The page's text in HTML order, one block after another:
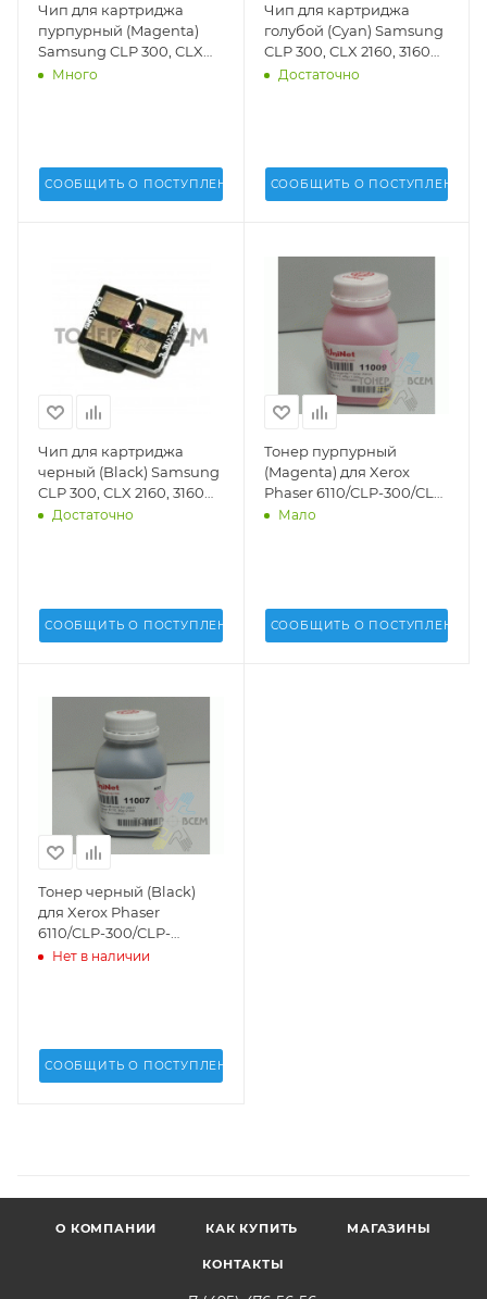
Чип для картриджа
пурпурный (Magenta)
Samsung CLP 300, CLX
2160, 3160 FN (DV Inc.) -
Много
СООБЩИТЬ О ПОСТУПЛЕНИИ
Чип для картриджа
голубой (Cyan) Samsung
CLP 300, CLX 2160, 3160
FN (DV Inc.) - 13491
Достаточно
СООБЩИТЬ О ПОСТУПЛЕНИИ
Чип для картриджа
черный (Black) Samsung
CLP 300, CLX 2160, 3160
FN (DV Inc.) -
Достаточно
СООБЩИТЬ О ПОСТУПЛЕНИИ
Тонер пурпурный
(Magenta) для Xerox
Phaser 6110/CLP-300/CLP-
310/CLP-315/CLP-320 (1k
Мало
СООБЩИТЬ О ПОСТУПЛЕНИИ
Тонер черный (Black)
для Xerox Phaser
6110/CLP-300/CLP-
310/CLP-315/CLP-320 (2k
Нет в наличии
СООБЩИТЬ О ПОСТУПЛЕНИИ
О КОМПАНИИ КАК КУПИТЬ МАГАЗИНЫ
КОНТАКТЫ